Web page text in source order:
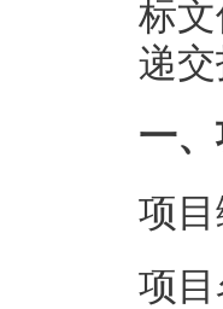
标文
递交
一
项
项